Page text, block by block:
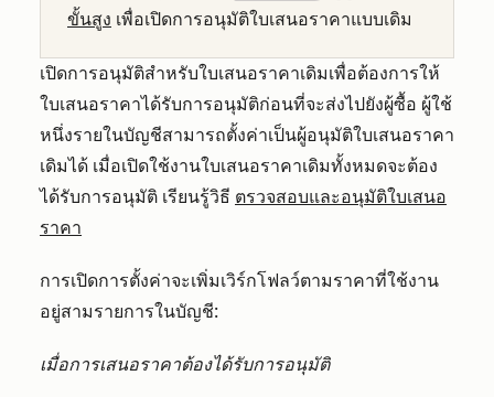
ขั้นสูง เพื่อเปิดการอนุมัติใบเสนอราคาแบบเดิม
เปิดการอนุมัติสำหรับใบเสนอราคาเดิมเพื่อต้องการให้
ใบเสนอราคาได้รับการอนุมัติก่อนที่จะส่งไปยังผู้ซื้อ ผู้ใช้
หนึ่งรายในบัญชีสามารถตั้งค่าเป็นผู้อนุมัติใบเสนอราคา
เดิมได้ เมื่อเปิดใช้งานใบเสนอราคาเดิมทั้งหมดจะต้อง
ได้รับการอนุมัติ เรียนรู้วิธี ตรวจสอบและอนุมัติใบเสนอ
ราคา
การเปิดการตั้งค่าจะเพิ่มเวิร์กโฟลว์ตามราคาที่ใช้งาน
อยู่สามรายการในบัญชี:
เมื่อการเสนอราคาต้องได้รับการอนุมัติ